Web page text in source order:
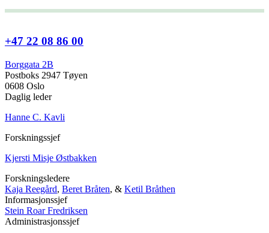
+47 22 08 86 00
Borggata 2B
Postboks 2947 Tøyen
0608 Oslo
Daglig leder
Hanne C. Kavli
Forskningssjef
Kjersti Misje Østbakken
Forskningsledere
Kaja Reegård, Beret Bråten, & Ketil Bråthen
Informasjonssjef
Stein Roar Fredriksen
Administrasjonssjef